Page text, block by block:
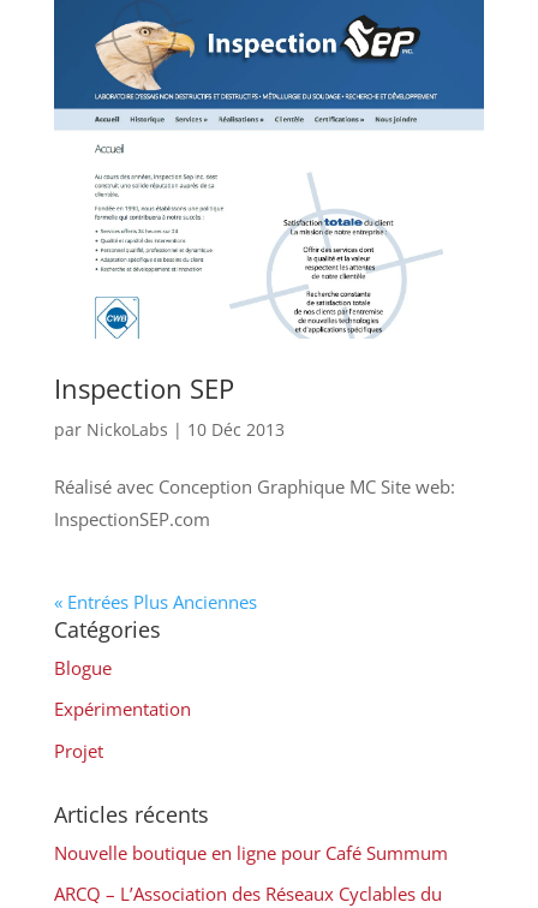
Inspection SEP
par NickoLabs | 10 Déc 2013
Réalisé avec Conception Graphique MC Site web:
InspectionSEP.com
« Entrées Plus Anciennes
Catégories
Blogue
Expérimentation
Projet
Articles récents
Nouvelle boutique en ligne pour Café Summum
ARCQ – L’Association des Réseaux Cyclables du